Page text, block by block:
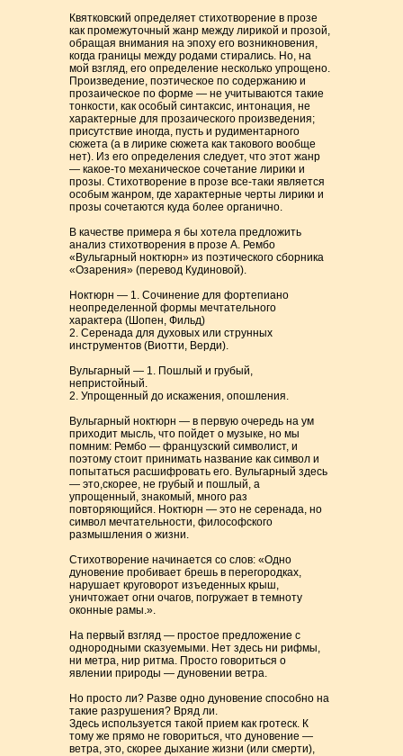
Квятковский определяет стихотворение в прозе
как промежуточный жанр между лирикой и прозой,
обращая внимания на эпоху его возникновения,
когда границы между родами стирались. Но, на
мой взгляд, его определение несколько упрощено.
Произведение, поэтическое по содержанию и
прозаическое по форме — не учитываются такие
тонкости, как особый синтаксис, интонация, не
характерные для прозаического произведения;
присутствие иногда, пусть и рудиментарного
сюжета (а в лирике сюжета как такового вообще
нет). Из его определения следует, что этот жанр
— какое-то механическое сочетание лирики и
прозы. Стихотворение в прозе все-таки является
особым жанром, где характерные черты лирики и
прозы сочетаются куда более органично.
В качестве примера я бы хотела предложить
анализ стихотворения в прозе А. Рембо
«Вульгарный ноктюрн» из поэтического сборника
«Озарения» (перевод Кудиновой).
Ноктюрн — 1. Сочинение для фортепиано
неопределенной формы мечтательного
характера (Шопен, Фильд)
2. Серенада для духовых или струнных
инструментов (Виотти, Верди).
Вульгарный — 1. Пошлый и грубый,
непристойный.
2. Упрощенный до искажения, опошления.
Вульгарный ноктюрн — в первую очередь на ум
приходит мысль, что пойдет о музыке, но мы
помним: Рембо — французский символист, и
поэтому стоит принимать название как символ и
попытаться расшифровать его. Вульгарный здесь
— это,скорее, не грубый и пошлый, а
упрощенный, знакомый, много раз
повторяющийся. Ноктюрн — это не серенада, но
символ мечтательности, философского
размышления о жизни.
Стихотворение начинается со слов: «Одно
дуновение пробивает брешь в перегородках,
нарушает круговорот изъеденных крыш,
уничтожает огни очагов, погружает в темноту
оконные рамы.».
На первый взгляд — простое предложение с
однородными сказуемыми. Нет здесь ни рифмы,
ни метра, нир ритма. Просто говориться о
явлении природы — дуновении ветра.
Но просто ли? Разве одно дуновение способно на
такие разрушения? Вряд ли.
Здесь используется такой прием как гротеск. К
тому же прямо не говориться, что дуновение —
ветра, это, скорее дыхание жизни (или смерти),